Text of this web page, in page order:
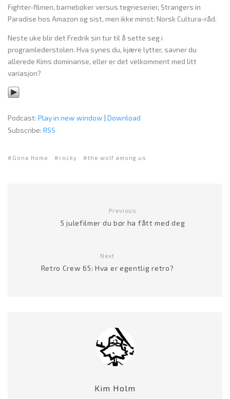
Fighter-filmen, barnebøker versus tegneserier, Strangers in
Paradise hos Amazon og sist, men ikke minst: Norsk Cultura-råd.
Neste uke blir det Fredrik sin tur til å sette seg i
programlederstolen. Hva synes du, kjære lytter, savner du
allerede Kims dominanse, eller er det velkomment med litt
variasjon?
Podcast: Play in new window | Download
Subscribe: RSS
Gone Home rocky the wolf among us
Previous
5 julefilmer du bør ha fått med deg
Next
Retro Crew 65: Hva er egentlig retro?
Kim Holm